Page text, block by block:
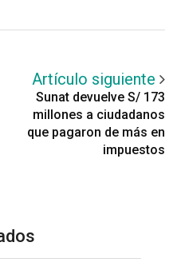
Artículo siguiente
Sunat devuelve S/ 173
millones a ciudadanos
que pagaron de más en
impuestos